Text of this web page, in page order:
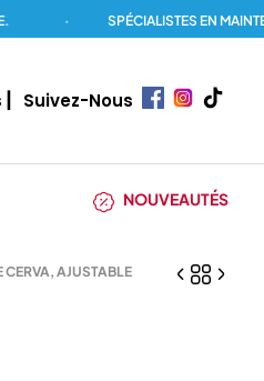
SPÉCIALISTES EN
Suivez-Nous
NOUVEAUTÉS
CERVA, AJUSTABLE